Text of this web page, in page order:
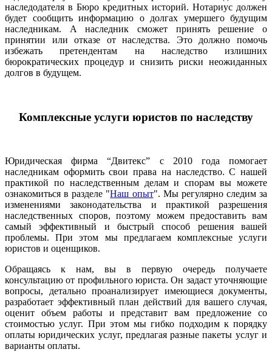
наследодателя в Бюро кредитных историй. Нотариус должен
будет сообщить информацию о долгах умершего будущим
наследникам. А наследник сможет принять решение о
принятии или отказе от наследства. Это должно помочь
избежать претендентам на наследство излишних
бюрократических процедур и снизить риски неожиданных
долгов в будущем.
Комплексные услуги юристов по наследству
Юридическая фирма “Двитекс” с 2010 года помогает
наследникам оформить свои права на наследство. С нашей
практикой по наследственным делам и спорам вы можете
ознакомиться в разделе "Наш опыт". Мы регулярно следим за
изменениями законодательства и практикой разрешения
наследственных споров, поэтому можем предоставить вам
самый эффективный и быстрый способ решения вашей
проблемы. При этом мы предлагаем комплексные услуги
юристов и оценщиков.
Обращаясь к нам, вы в первую очередь получаете
консультацию от профильного юриста. Он задаст уточняющие
вопросы, детально проанализирует имеющиеся документы,
разработает эффективный план действий для вашего случая,
оценит объем работы и представит вам предложение со
стоимостью услуг. При этом мы гибко подходим к порядку
оплаты юридических услуг, предлагая разные пакеты услуг и
варианты оплаты.